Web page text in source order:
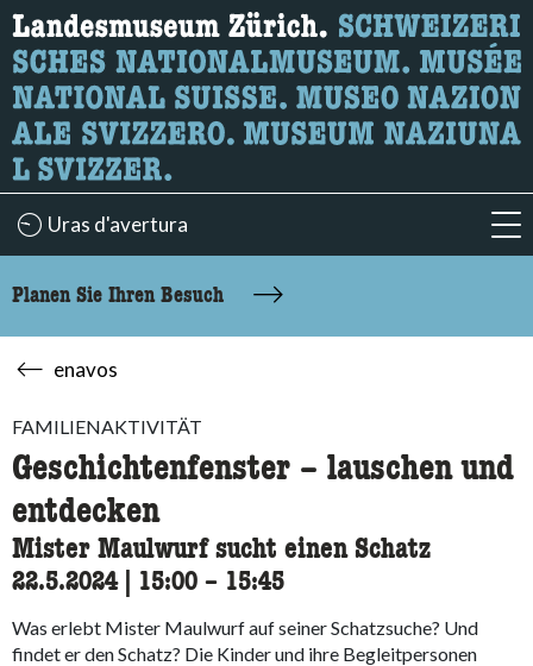
Wonach suchen Sie?
Hier können Sie nach Inhalten der Seite suchen.
Uras d'avertura
Planen Sie Ihren Besuch
enavos
FAMILIENAKTIVITÄT
Geschichtenfenster – lauschen und
entdecken
Mister Maulwurf sucht einen Schatz
22.5.2024| 15:00 accessibility.time_to
– 15:45
Was erlebt Mister Maulwurf auf seiner Schatzsuche? Und
findet er den Schatz? Die Kinder und ihre Begleitpersonen